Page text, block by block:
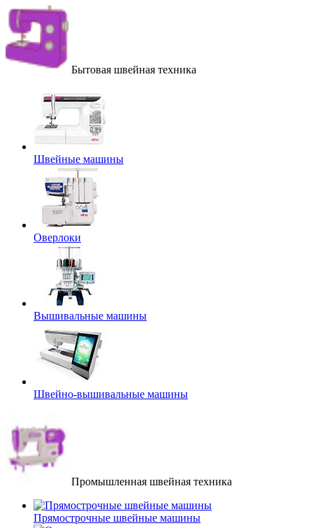
Бытовая швейная техника
Швейные машины
Оверлоки
Вышивальные машины
Швейно-вышивальные машины
Промышленная швейная техника
Прямострочные швейные машины